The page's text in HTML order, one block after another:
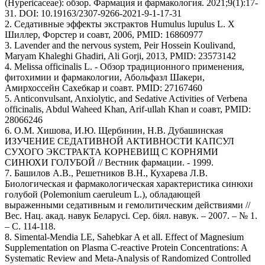
(Hypericaceae): обзор. Фармация и фармакология. 2021;9(1):17-
31. DOI: 10.19163/2307-9266-2021-9-1-17-31
2. Седативные эффекты экстрактов Humulus lupulus L. Х
Шиллер, Форстер и соавт, 2006, PMID: 16860977
3. Lavender and the nervous system, Peir Hossein Koulivand,
Maryam Khaleghi Ghadiri, Ali Gorji, 2013, PMID: 23573142
4. Melissa officinalis L. - Обзор традиционного применения,
фитохимии и фармакологии, Абольфазл Шакери,
Амирхоссейн Сахебкар и соавт. PMID: 27167460
5. Anticonvulsant, Anxiolytic, and Sedative Activities of Verbena
officinalis, Abdul Waheed Khan, Arif-ullah Khan и соавт, PMID:
28066246
6. О.М. Хишова, И.Ю. Щербинин, Н.В. Дубашинская
ИЗУЧЕНИЕ СЕДАТИВНОЙ АКТИВНОСТИ КАПСУЛ
СУХОГО ЭКСТРАКТА КОРНЕВИЩ С КОРНЯМИ
СИНЮХИ ГОЛУБОЙ // Вестник фармации. - 1999.
7. Башилов А.В., Решетников В.Н., Кухарева Л.В.
Биологическая и фармакологическая характеристика синюхи
голубой (Polemonium caeruleum L.), обладающей
выраженными седативным и гемолитическим действиями //
Вес. Нац. акад. навук Беларусi. Сер. бiял. навук. – 2007. – № 1.
– С. 114-118.
8. Simental-Mendia LE, Sahebkar A et all. Effect of Magnesium
Supplementation on Plasma C-reactive Protein Concentrations: A
Systematic Review and Meta-Analysis of Randomized Controlled